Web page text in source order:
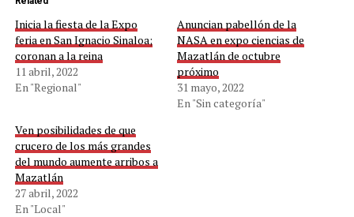
Inicia la fiesta de la Expo
feria en San Ignacio Sinaloa;
coronan a la reina
11 abril, 2022
En "Regional"
Anuncian pabellón de la
NASA en expo ciencias de
Mazatlán de octubre
próximo
31 mayo, 2022
En "Sin categoría"
Ven posibilidades de que
crucero de los más grandes
del mundo aumente arribos a
Mazatlán
27 abril, 2022
En "Local"